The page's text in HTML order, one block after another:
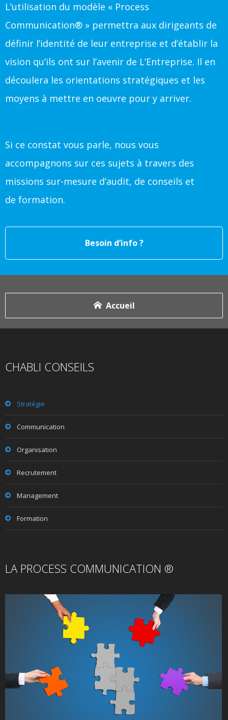
L’utilisation du modèle « Process
Communication® » permettra aux dirigeants de
définir l’identité de leur entreprise et d’établir la
vision qu’ils ont sur l’avenir de L’Entreprise. Il en
découlera les orientations stratégiques et les
moyens à mettre en oeuvre pour y arriver.
Si ce constat vous parle, nous vous
accompagnons sur ces sujets à travers des
missions sur-mesure d’audit, de conseils et
de formation.
Besoin d’info ?
Accueil
CHABLI CONSEILS
Stratégie
Communication
Organisation
Recrutement
Management
Formation
LA PROCESS COMMUNICATION ®